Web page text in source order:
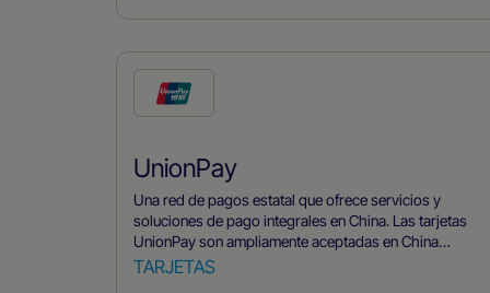
transacción. Esta opción de pago sin contacto es
UnionPay
Una red de pagos estatal que ofrece servicios y
soluciones de pago integrales en China. Las tarjetas
UnionPay son ampliamente aceptadas en China
continental y también pueden utilizarse para
TARJETAS